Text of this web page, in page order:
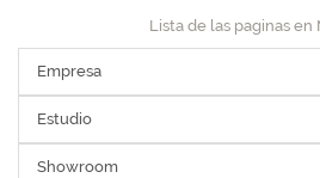
Lista de las paginas en
Empresa
Estudio
Showroom